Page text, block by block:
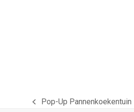
previous
Pop-Up Pannenkoekentuin